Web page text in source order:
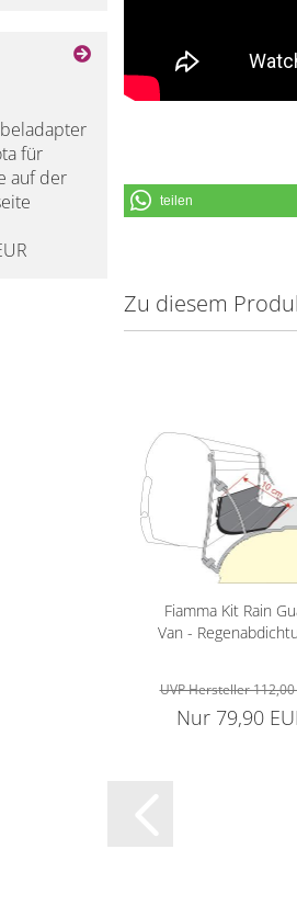
teilen
Zu diesem
Fiamma Kit Rain
Van -
UVP Hersteller 112,00
Nur 79,90
für
auf der